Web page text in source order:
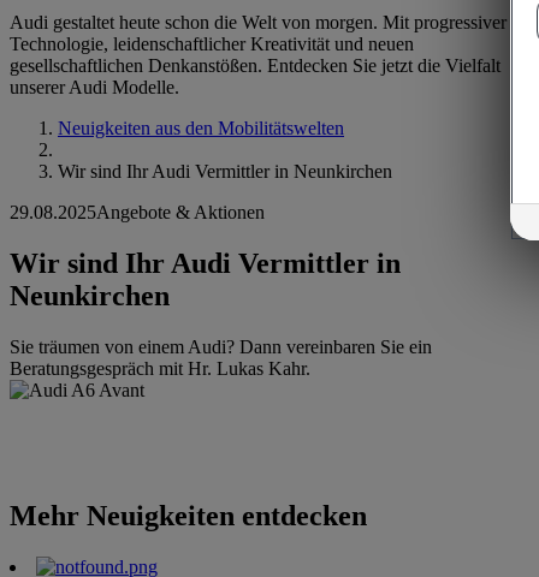
Audi gestaltet heute schon die Welt von morgen. Mit progressiver
Technologie, leidenschaftlicher Kreativität und neuen
gesellschaftlichen Denkanstößen. Entdecken Sie jetzt die Vielfalt
unserer Audi Modelle.
Neuigkeiten aus den Mobilitätswelten
Wir sind Ihr Audi Vermittler in Neunkirchen
29.08.2025Angebote & Aktionen
Wir sind Ihr Audi Vermittler in
Neunkirchen
Sie träumen von einem Audi? Dann vereinbaren Sie ein
Beratungsgespräch mit Hr. Lukas Kahr.
Mehr Neuigkeiten entdecken